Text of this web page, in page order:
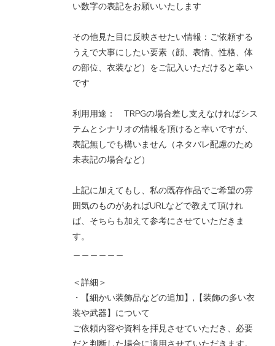
い数字の表記をお願いいたします
その他見た目に反映させたい情報：ご依頼する
うえで大事にしたい要素（顔、表情、性格、体
の部位、衣装など）をご記入いただけると幸い
です
利用用途： TRPGの場合差し支えなければシス
テムとシナリオの情報を頂けると幸いですが、
表記無しでも構いません（ネタバレ配慮のため
未表記の場合など）
上記に加えてもし、私の既存作品でご希望の雰
囲気のものがあればURLなどで教えて頂けれ
ば、そちらも加えて参考にさせていただきま
す。
＜詳細＞
・【細かい装飾品などの追加】,【装飾の多い衣
装や武器】について
ご依頼内容や資料を拝見させていただき、必要